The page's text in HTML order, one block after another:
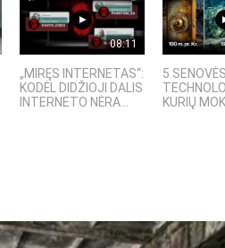
08:11
„MIRĘS INTERNETAS“:
KODĖL DIDŽIOJI DALIS
INTERNETO NĖRA...
5 SENOVĖS
KURIŲ